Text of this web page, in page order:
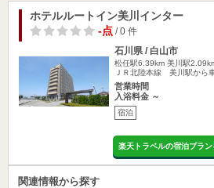
ホテルルートイン美川インター
-点/ 0 件
石川県 / 白山市
松任駅6.39km 美川駅
ＪＲ北陸本線 美川駅から
営業時間
入浴料金 ～
宿泊
楽天トラベルの宿泊プラン
関連情報から探す